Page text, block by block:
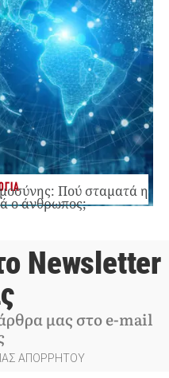
Πού σταματά η
ο άνθρωπος;
Newsletter
μας στο e-mail
ΑΠΟΡΡΗΤΟΥ